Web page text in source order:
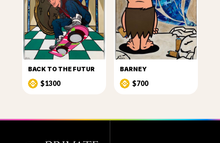
BACK TO THE FUTUR
$1300
BARNEY
$700